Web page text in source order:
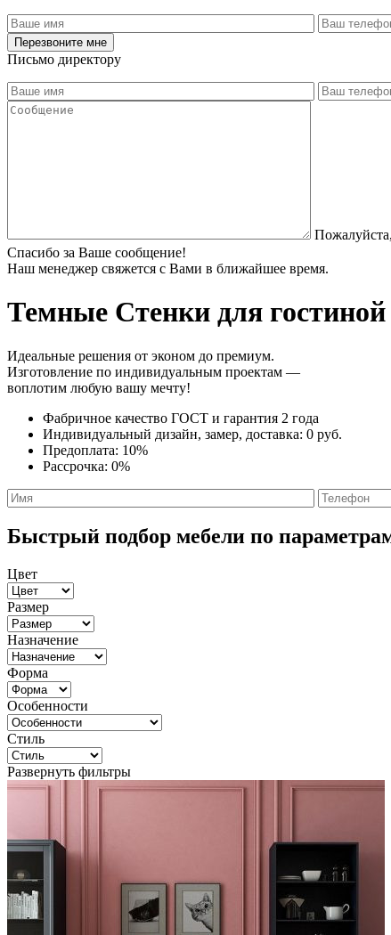
Письмо директору
Спасибо за Ваше сообщение!
Наш менеджер свяжется с Вами в ближайшее время.
Темные Стенки для
Идеальные решения от эконом до премиум.
Изготовление по индивидуальным проектам —
воплотим любую вашу мечту!
Фабричное качество ГОСТ и гарантия 2 года
Индивидуальный дизайн, замер, доставка: 0 руб.
Предоплата: 10%
Рассрочка: 0%
Быстрый подбор мебели по
Цвет
Размер
Назначение
Форма
Особенности
Стиль
Развернуть фильтры